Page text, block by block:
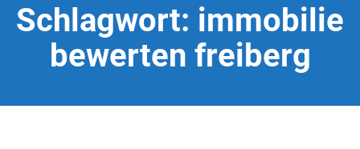
Schlagwort: immobilie
bewerten freiberg